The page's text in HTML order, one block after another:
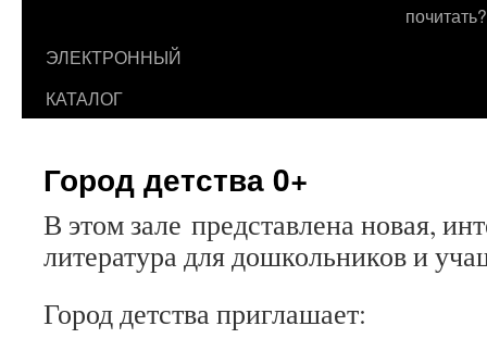
содержимому
почитать?
ЭЛЕКТРОННЫЙ
КАТАЛОГ
Город детства 0+
В этом зале представлена новая,
литература для дошкольников и
Город детства приглашает: